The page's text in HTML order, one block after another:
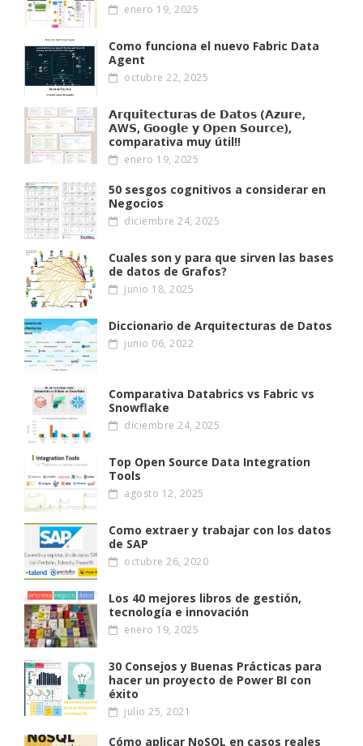
enero 19, 2025
Como funciona el nuevo Fabric Data
Agent
octubre 22, 2025
𝗔𝗿𝗾𝘂𝗶𝘁𝗲𝗰𝘁𝘂𝗿𝗮𝘀 𝗱𝗲 𝗗𝗮𝘁𝗼𝘀 (𝗔𝘇𝘂𝗿𝗲,
𝗔W𝗦, 𝗚𝗼𝗼𝗴𝗹𝗲 𝘆 𝗢𝗽𝗲𝗻 𝗦𝗼𝘂𝗿𝗰𝗲),
comparativa muy útil!!
enero 19, 2025
50 sesgos cognitivos a considerar en
Negocios
diciembre 24, 2025
Cuales son y para que sirven las bases
de datos de Grafos?
junio 18, 2025
Diccionario de Arquitecturas de Datos
junio 06, 2022
Comparativa Databrics vs Fabric vs
Snowflake
diciembre 24, 2025
Top Open Source Data Integration
Tools
agosto 12, 2025
Como extraer y trabajar con los datos
de SAP
octubre 26, 2020
Los 40 mejores libros de gestión,
tecnología e innovación
enero 19, 2025
30 Consejos y Buenas Prácticas para
hacer un proyecto de Power BI con
éxito
julio 25, 2021
Cómo aplicar NoSQL en casos reales